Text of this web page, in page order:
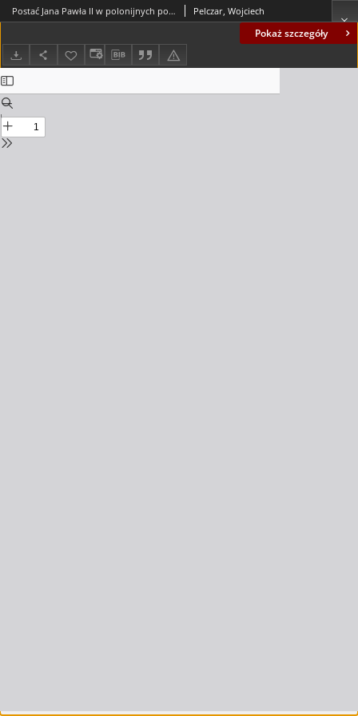
Pokaż szczegóły
Postać Jana Pawła II w polonijnych podręcznikach do kształcenia literacko-kulturalnego Pelczar, Wojciech